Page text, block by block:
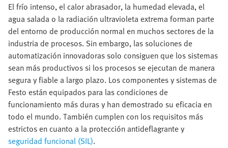
El frío intenso, el calor abrasador, la humedad elevada, el
agua salada o la radiación ultravioleta extrema forman parte
del entorno de producción normal en muchos sectores de la
industria de procesos. Sin embargo, las soluciones de
automatización innovadoras solo consiguen que los sistemas
sean más productivos si los procesos se ejecutan de manera
segura y fiable a largo plazo. Los componentes y sistemas de
Festo están equipados para las condiciones de
funcionamiento más duras y han demostrado su eficacia en
todo el mundo. También cumplen con los requisitos más
estrictos en cuanto a la protección antideflagrante y
seguridad funcional (SIL).